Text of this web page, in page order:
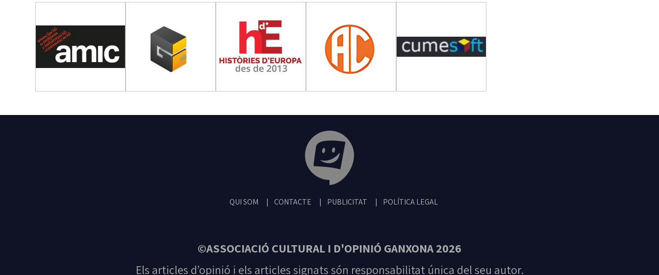
QUI SOM CONTACTE PUBLICITAT POLÍTICA LEGAL
©ASSOCIACIÓ CULTURAL I D'OPINIÓ GANXONA 2026
Els articles d’opinió i els articles signats són responsabilitat única del seu autor.